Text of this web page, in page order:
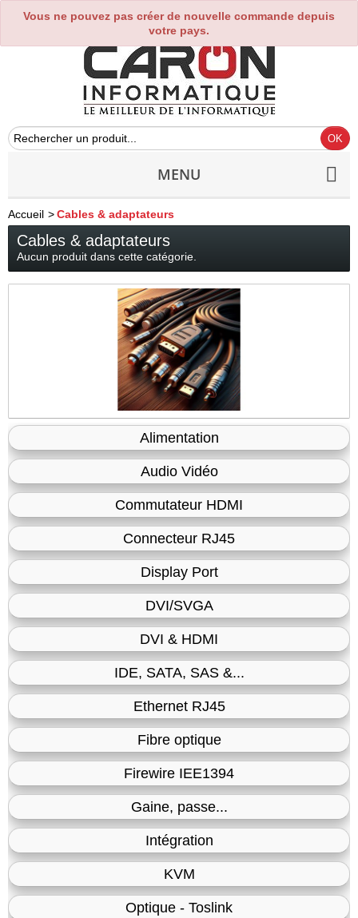
Vous ne pouvez pas créer de nouvelle commande depuis
votre pays.
0
MENU
Accueil >Cables & adaptateurs
Cables & adaptateurs
Aucun produit dans cette catégorie.
Alimentation
Audio Vidéo
Commutateur HDMI
Connecteur RJ45
Display Port
DVI/SVGA
DVI & HDMI
IDE, SATA, SAS &...
Ethernet RJ45
Fibre optique
Firewire IEE1394
Gaine, passe...
Intégration
KVM
Optique - Toslink